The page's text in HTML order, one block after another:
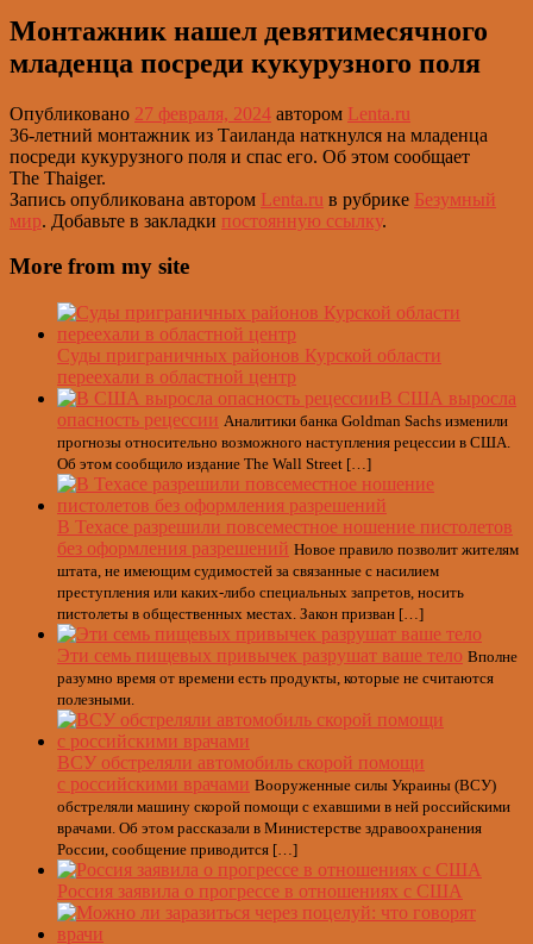
Монтажник нашел девятимесячного
младенца посреди кукурузного поля
Опубликовано 27 февраля, 2024 автором Lenta.ru
36-летний монтажник из Таиланда наткнулся на младенца
посреди кукурузного поля и спас его. Об этом сообщает
The Thaiger.
Запись опубликована автором Lenta.ru в рубрике Безумный
мир. Добавьте в закладки постоянную ссылку.
More from my site
Суды приграничных районов Курской области
переехали в областной центр
В США выросла
опасность рецессии Аналитики банка Goldman Sachs изменили
прогнозы относительно возможного наступления рецессии в США.
Об этом сообщило издание The Wall Street […]
В Техасе разрешили повсеместное ношение пистолетов
без оформления разрешений Новое правило позволит жителям
штата, не имеющим судимостей за связанные с насилием
преступления или каких-либо специальных запретов, носить
пистолеты в общественных местах. Закон призван […]
Эти семь пищевых привычек разрушат ваше тело Вполне
разумно время от времени есть продукты, которые не считаются
полезными.
ВСУ обстреляли автомобиль скорой помощи
с российскими врачами Вооруженные силы Украины (ВСУ)
обстреляли машину скорой помощи с ехавшими в ней российскими
врачами. Об этом рассказали в Министерстве здравоохранения
России, сообщение приводится […]
Россия заявила о прогрессе в отношениях с США